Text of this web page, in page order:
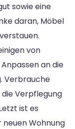
sowie eine
daran, Möbel
von
an die
Verbrauche
Verpflegung
ist es
Wohnung